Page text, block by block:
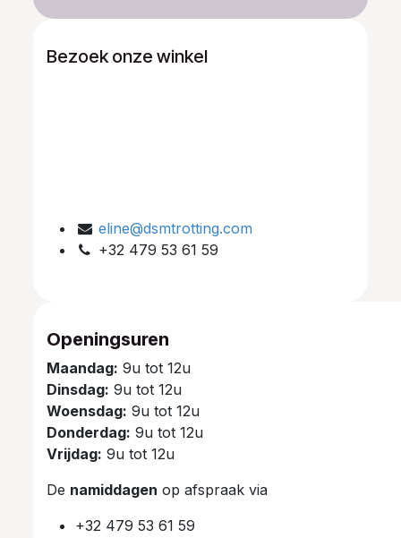
Bezoek onze winkel
eline@dsmtrotting.com
+32 479 53 61 59
Openingsuren
Maandag: 9u tot 12u
Dinsdag: 9u tot 12u
Woensdag: 9u tot 12u
Donderdag: 9u tot 12u
Vrijdag: 9u tot 12u
De namiddagen op afspraak via
+32 479 53 61 59